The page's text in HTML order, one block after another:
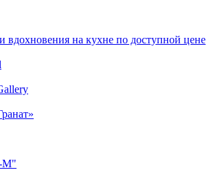
на кухне по доступной цене
М"